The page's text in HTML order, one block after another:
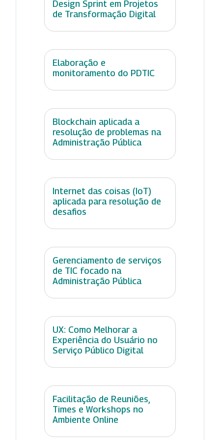
Design Sprint em Projetos
de Transformação Digital
Elaboração e
monitoramento do PDTIC
Blockchain aplicada a
resolução de problemas na
Administração Pública
Internet das coisas (IoT)
aplicada para resolução de
desafios
Gerenciamento de serviços
de TIC focado na
Administração Pública
UX: Como Melhorar a
Experiência do Usuário no
Serviço Público Digital
Facilitação de Reuniões,
Times e Workshops no
Ambiente Online